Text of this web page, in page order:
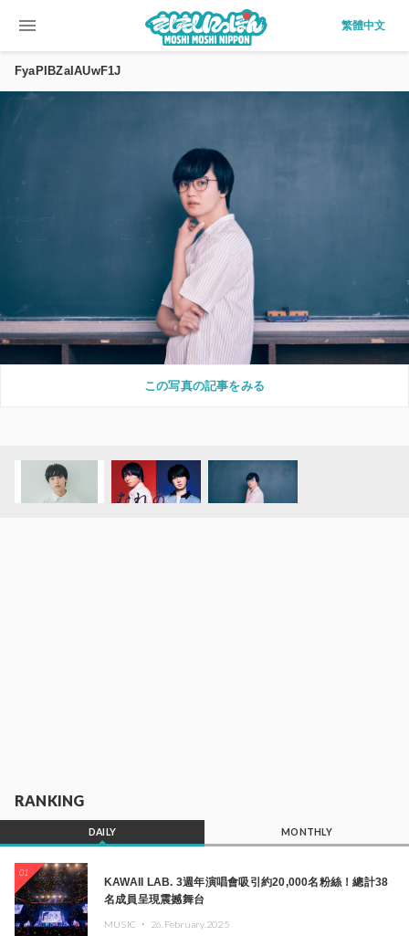
menu 繁體中文
FyaPIBZaIAUwF1J
この写真の記事をみる
RANKING
DAILY MONTHLY
01
KAWAII LAB. 3週年演唱會吸引約20,000名粉絲！總計38
名成員呈現震撼舞台
MUSIC ・ 26.February.2025